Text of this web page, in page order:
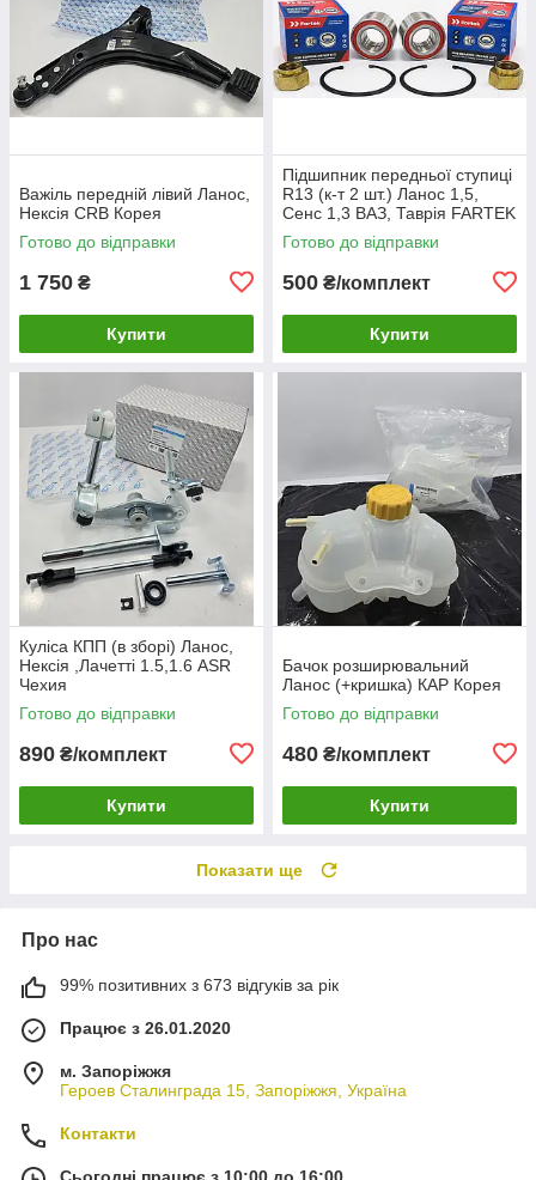
Важіль передній лівий Ланос,
Нексія CRB Корея
Готово до відправки
1 750 ₴
Купити
Підшипник передньої ступиці
R13 (к-т 2 шт.) Ланос 1,5,
Сенс 1,3 ВАЗ, Таврія FARTEK
Готово до відправки
500 ₴/комплект
Купити
Куліса КПП (в зборі) Ланос,
Нексія ,Лачетті 1.5,1.6 ASR
Чехия
Готово до відправки
890 ₴/комплект
Купити
Бачок розширювальний
Ланос (+кришка) КАР Корея
Готово до відправки
480 ₴/комплект
Купити
Показати ще
Про нас
99% позитивних з 673 відгуків за рік
Працює з 26.01.2020
м. Запоріжжя
Героев Сталинграда 15, Запоріжжя, Україна
Контакти